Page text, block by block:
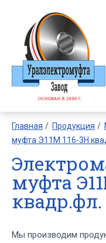
Главная Продукция
муфта Э11М 116-3Н
муфта
квадр.фл.
Мы производим